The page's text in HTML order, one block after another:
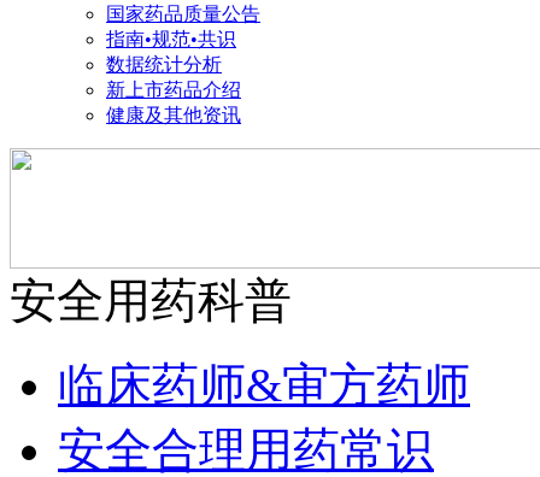
国家药品质量公告
指南•规范•共识
数据统计分析
新上市药品介绍
健康及其他资讯
安全用药科普
临床药师&审方药师
安全合理用药常识